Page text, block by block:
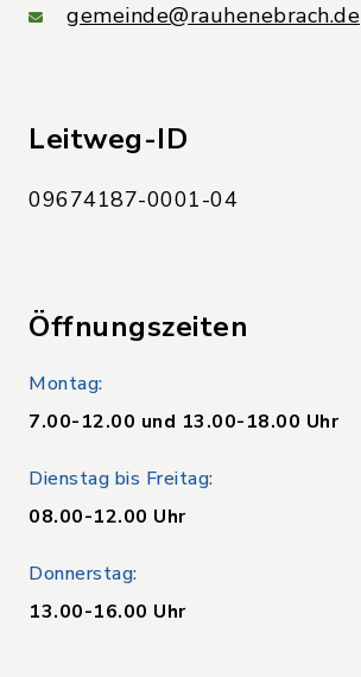
gemeinde@rauhenebrach.de
Leitweg-ID
09674187-0001-04
Öffnungszeiten
Montag:
7.00-12.00 und 13.00-18.00 Uhr
Dienstag bis Freitag:
08.00-12.00 Uhr
Donnerstag:
13.00-16.00 Uhr